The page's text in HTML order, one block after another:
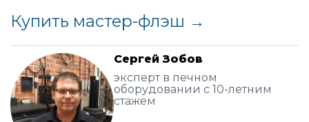
Купить мастер-флэш →
Сергей Зобов
эксперт в печном
оборудовании с 10-летним
стажем